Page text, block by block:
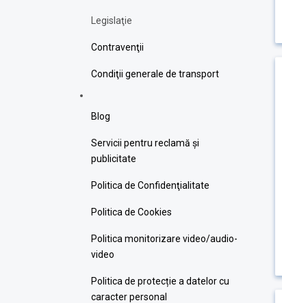
Legislaţie
Contravenţii
Condiţii generale de transport
Blog
Servicii pentru reclamă și
publicitate
Politica de Confidenţialitate
Politica de Cookies
Politica monitorizare video/audio-
video
Politica de protecție a datelor cu
caracter personal